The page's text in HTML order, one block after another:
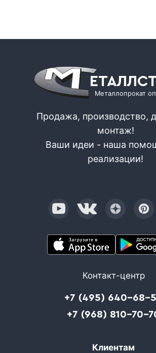
Металлопрокат
Продажа, производство,
монтаж!
Ваши идеи - наша
реализации!
Контакт-центр
+7 (495) 640-68-
+7 (968) 810-70-
Клиентам